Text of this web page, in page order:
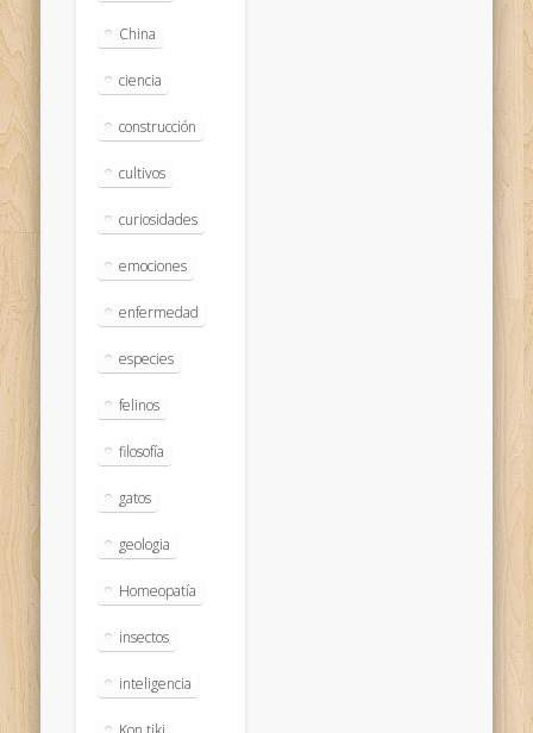
China
ciencia
construcción
cultivos
curiosidades
emociones
enfermedad
especies
felinos
filosofía
gatos
geologia
Homeopatía
insectos
inteligencia